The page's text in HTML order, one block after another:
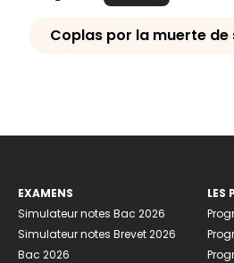
Coplas por la muerte de
EXAMENS
Simulateur notes Bac 2026
Simulateur notes Brevet 2026
Bac 2026
LES